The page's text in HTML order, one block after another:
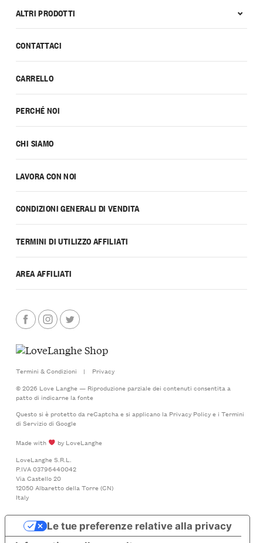
CONTATTACI
CARRELLO
PERCHÉ NOI
CHI SIAMO
LAVORA CON NOI
CONDIZIONI GENERALI DI VENDITA
TERMINI DI UTILIZZO AFFILIATI
AREA AFFILIATI
ALTRI PRODOTTI
Termini & Condizioni |
Privacy
© 2026 Love Langhe — Riproduzione parziale dei contenuti consentita a
patto di indicarne la fonte
Questo si è protetto da reCaptcha e si applicano la Privacy Policye i Termini
di Serviziodi Google
Made with
by LoveLanghe
LoveLanghe S.R.L.
P.IVA 03796440042
Via Castello 20
12050 Albaretto della Torre (CN)
Italy
Le tue preferenze relative alla privacy